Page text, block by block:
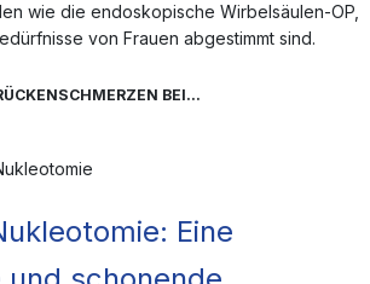
wie die endoskopische Wirbelsäulen-OP,
von Frauen abgestimmt sind.
BEI...
Eine